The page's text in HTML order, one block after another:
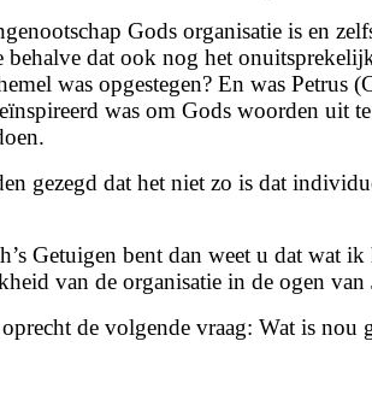
Gods organisatie is en
behalve dat ook nog het
was opgestegen? En was Petrus
was om Gods woorden uit
gezegd dat het niet zo is dat
Getuigen bent dan weet u dat wat
van de organisatie in de ogen van
de volgende vraag: Wat is